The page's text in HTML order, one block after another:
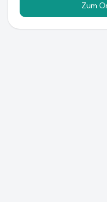
Zum